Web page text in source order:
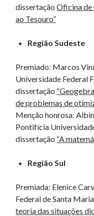
dissertaçãoOficina de
ao Tesouro”
Região Sudeste
Premiado: Marcos
Universidade Federal
dissertação
de problemas de
Menção honrosa:
Pontifícia
dissertação “A
Região Sul
Premiada: Elenice
Federal de Santa
teoria das situações